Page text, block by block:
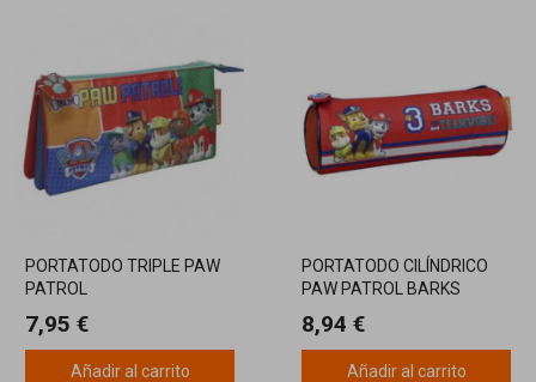
PORTATODO TRIPLE PAW
PATROL
7,95 €
Añadir al carrito
PORTATODO CILÍNDRICO
PAW PATROL BARKS
8,94 €
Añadir al carrito